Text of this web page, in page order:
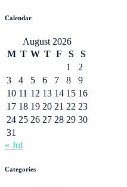
Calendar
August 2026
M T W T F S
S
1
2
3
4 5 6 7 8
9
10 11 12 13 14 15 16
17 18 19 20 21 22 23
24 25 26 27 28 29 30
31
« Jul
Categories